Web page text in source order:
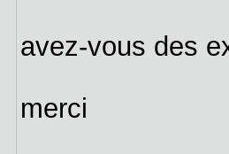
avez-vous des
merci